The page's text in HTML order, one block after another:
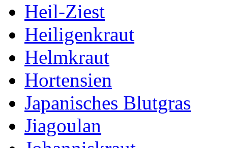
Heil-Ziest
Heiligenkraut
Helmkraut
Hortensien
Japanisches Blutgras
Jiagoulan